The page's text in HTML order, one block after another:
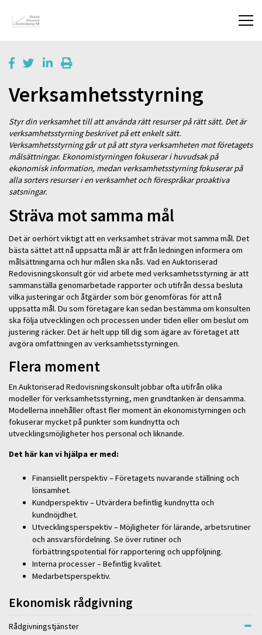
Verksamhetsstyrning
Styr din verksamhet till att använda rätt resurser på rätt sätt. Det är
verksamhetsstyrning beskrivet på ett enkelt sätt.
Verksamhetsstyrning går ut på att styra verksamheten mot företagets
målsättningar. Ekonomistyrningen fokuserar i huvudsak på
ekonomisk information, medan verksamhetsstyrning fokuserar på
alla sorters resurser i en verksamhet och förespråkar proaktiva
satsningar.
Sträva mot samma mål
Det är oerhört viktigt att en verksamhet strävar mot samma mål. Det
bästa sättet att nå uppsatta mål är att från ledningen informera om
målsättningarna och hur målen ska nås. Vad en Auktoriserad
Redovisningskonsult gör vid arbete med verksamhetsstyrning är att
sammanställa genomarbetade rapporter och utifrån dessa besluta
vilka justeringar och åtgärder som bör genomföras för att nå
uppsatta mål. Du som företagare kan sedan bestämma om konsulten
ska följa utvecklingen och processen under tiden eller om beslut om
justering räcker. Det är helt upp till dig som ägare av företaget att
avgöra omfattningen av verksamhetsstyrningen.
Flera moment
En Auktoriserad Redovisningskonsult jobbar ofta utifrån olika
modeller för verksamhetsstyrning, men grundtanken är densamma.
Modellerna innehåller oftast fler moment än ekonomistyrningen och
fokuserar mycket på punkter som kundnytta och
utvecklingsmöjligheter hos personal och liknande.
Det här kan vi hjälpa er med:
Finansiellt perspektiv – Företagets nuvarande ställning och
lönsamhet.
Kundperspektiv – Utvärdera befintlig kundnytta och
kundnöjdhet.
Utvecklingsperspektiv – Möjligheter för lärande, arbetsrutiner
och ansvarsfördelning. Se över rutiner och
förbättringspotential för rapportering och uppföljning.
Interna processer – Befintlig kvalitet.
Medarbetsperspektiv.
Ekonomisk rådgivning
Rådgivningstjänster